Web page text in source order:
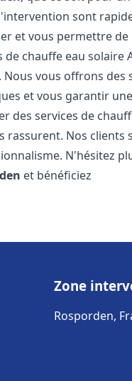
sont
et vous permettre
de chauffe eau solaire
Nous vous offrons
et vous garantir
des services de
rassurent. Nos
N'hésitez
et bénéficiez
Zone
Rosporden,